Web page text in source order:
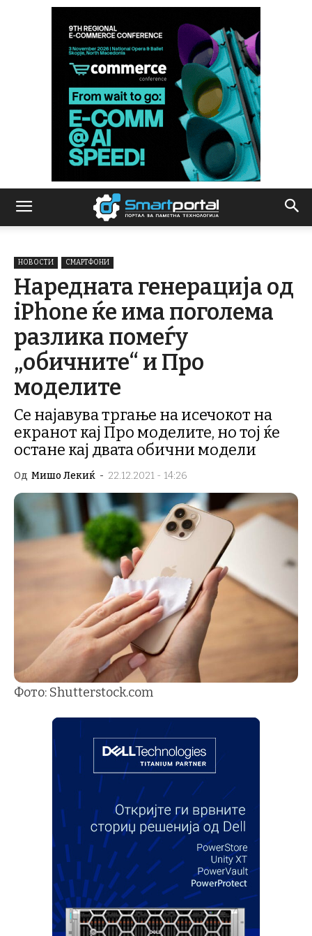
НОВОСТИ СМАРТФОНИ
Наредната генерација од
iPhone ќе има поголема
разлика помеѓу
„обичните“ и Про
моделите
Се најавува тргање на исечокот на
екранот кај Про моделите, но тој ќе
остане кај двата обични модели
Од Мишо Лекиќ - 22.12.2021 - 14:26
Фото: Shutterstock.com